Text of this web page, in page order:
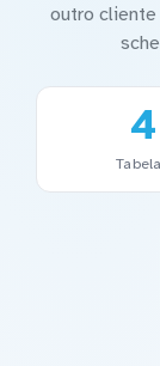
outro cliente
4